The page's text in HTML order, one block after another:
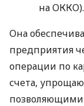
на ОККО).
Она
предприятия
операции по
счета,
позволяющими